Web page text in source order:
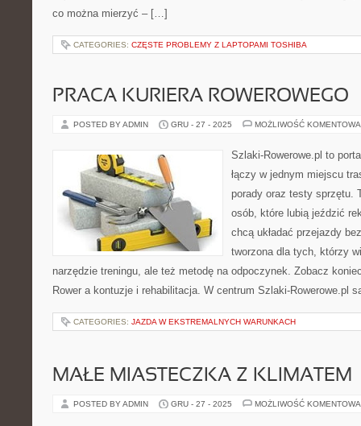
co można mierzyć – […]
CATEGORIES: CZĘSTE PROBLEMY Z LAPTOPAMI TOSHIBA
PRACA KURIERA ROWEROWEGO
POSTED BY ADMIN GRU - 27 - 2025 MOŻLIWOŚĆ
Szlaki-Rowerowe.pl to
łączy w jednym miejscu
porady oraz testy sprzętu.
osób, które lubią jeździć
chcą układać przejazdy
tworzona dla tych, którzy
narzędzie treningu, ale też metodę na odpoczynek. Zobacz
Rower a kontuzje i rehabilitacja. W centrum Szlaki-Rowerowe.pl
CATEGORIES: JAZDA W EKSTREMALNYCH WARUNKACH
MAŁE MIASTECZKA Z KLIMATEM
POSTED BY ADMIN GRU - 27 - 2025 MOŻLIWOŚĆ